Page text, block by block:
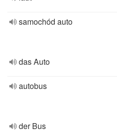
samochód auto
das Auto
autobus
der Bus